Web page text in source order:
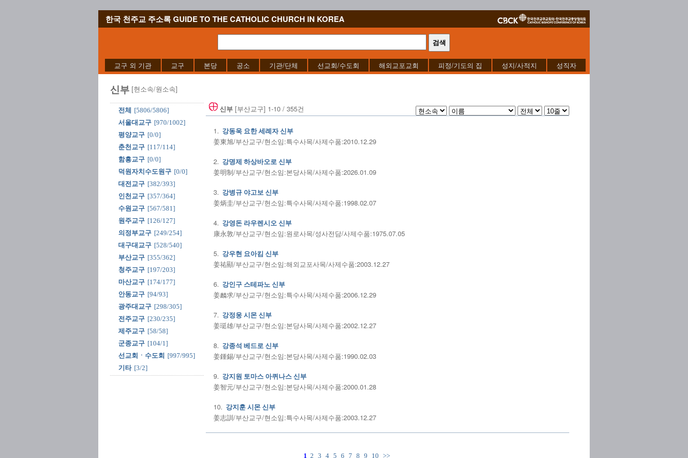
한국 천주교 주소록 GUIDE TO THE CATHOLIC CHURCH IN KOREA
교구 외 기관 교구 본당 공소 기관/단체 선교회/수도회 해외교포교회 피정/기도의 집 성지/사적지 성직자
신부 [현소속/원소속]
전체
[5806/5806]
서울대교구 [970/1002]
평양교구 [0/0]
춘천교구 [117/114]
함흥교구 [0/0]
덕원자치수도원구 [0/0]
대전교구 [382/393]
인천교구 [357/364]
수원교구 [567/581]
원주교구 [126/127]
의정부교구 [249/254]
대구대교구 [528/540]
부산교구 [355/362]
청주교구 [197/203]
마산교구 [174/177]
안동교구 [94/93]
광주대교구 [298/305]
전주교구 [230/235]
제주교구 [58/58]
군종교구 [104/1]
선교회ㆍ수도회 [997/995]
기타 [3/2]
신부 [부산교구] 1-10 / 355건
1. 강동욱 요한 세례자 신부
姜東旭/부산교구/현소임:특수사목/사제수품:2010.12.29
2. 강명제 하상바오로 신부
姜明制/부산교구/현소임:본당사목/사제수품:2026.01.09
3. 강병규 야고보 신부
姜炳圭/부산교구/현소임:특수사목/사제수품:1998.02.07
4. 강영돈 라우렌시오 신부
康永敦/부산교구/현소임:원로사목/성사전담/사제수품:1975.07.05
5. 강우현 요아킴 신부
姜祐顯/부산교구/현소임:해외교포사목/사제수품:2003.12.27
6. 강인구 스테파노 신부
姜麟求/부산교구/현소임:특수사목/사제수품:2006.12.29
7. 강정웅 시몬 신부
姜珽雄/부산교구/현소임:본당사목/사제수품:2002.12.27
8. 강종석 베드로 신부
姜鍾錫/부산교구/현소임:본당사목/사제수품:1990.02.03
9. 강지원 토마스 아퀴나스 신부
姜智元/부산교구/현소임:본당사목/사제수품:2000.01.28
10. 강지훈 시몬 신부
姜志訓/부산교구/현소임:특수사목/사제수품:2003.12.27
1 2 3 4 5 6 7 8 9 10 >>